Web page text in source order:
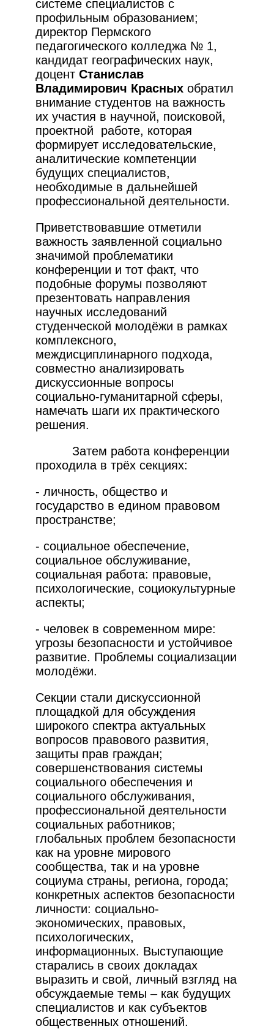
системе специалистов с
профильным образованием;
директор Пермского
педагогического колледжа № 1,
кандидат географических наук,
доцент Станислав
Владимирович Красных обратил
внимание студентов на важность
их участия в научной, поисковой,
проектной работе, которая
формирует исследовательские,
аналитические компетенции
будущих специалистов,
необходимые в дальнейшей
профессиональной деятельности.
Приветствовавшие отметили
важность заявленной социально
значимой проблематики
конференции и тот факт, что
подобные форумы позволяют
презентовать направления
научных исследований
студенческой молодёжи в рамках
комплексного,
междисциплинарного подхода,
совместно анализировать
дискуссионные вопросы
социально-гуманитарной сферы,
намечать шаги их практического
решения.
Затем работа конференции
проходила в трёх секциях:
- личность, общество и
государство в едином правовом
пространстве;
- социальное обеспечение,
социальное обслуживание,
социальная работа: правовые,
психологические, социокультурные
аспекты;
- человек в современном мире:
угрозы безопасности и устойчивое
развитие. Проблемы социализации
молодёжи.
Секции стали дискуссионной
площадкой для обсуждения
широкого спектра актуальных
вопросов правового развития,
защиты прав граждан;
совершенствования системы
социального обеспечения и
социального обслуживания,
профессиональной деятельности
социальных работников;
глобальных проблем безопасности
как на уровне мирового
сообщества, так и на уровне
социума страны, региона, города;
конкретных аспектов безопасности
личности: социально-
экономических, правовых,
психологических,
информационных. Выступающие
старались в своих докладах
выразить и свой, личный взгляд на
обсуждаемые темы – как будущих
специалистов и как субъектов
общественных отношений.